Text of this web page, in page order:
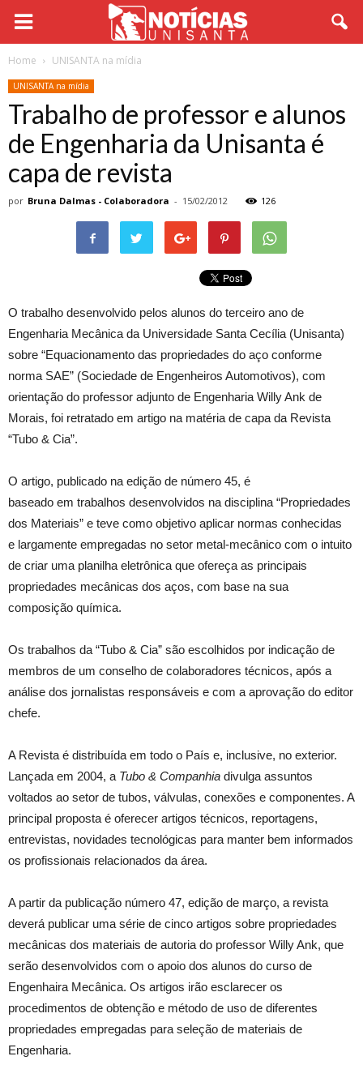
Home UNISANTA na mídia
UNISANTA na mídia
Trabalho de professor e alunos
de Engenharia da Unisanta é
capa de revista
por Bruna Dalmas - Colaboradora - 15/02/2012 126
O trabalho desenvolvido pelos alunos do terceiro ano de
Engenharia Mecânica da Universidade Santa Cecília (Unisanta)
sobre “Equacionamento das propriedades do aço conforme
norma SAE” (Sociedade de Engenheiros Automotivos), com
orientação do professor adjunto de Engenharia Willy Ank de
Morais, foi retratado em artigo na matéria de capa da Revista
“Tubo & Cia”.
O artigo, publicado na edição de número 45, é
baseado em trabalhos desenvolvidos na disciplina “Propriedades
dos Materiais” e teve como objetivo aplicar normas conhecidas
e largamente empregadas no setor metal-mecânico com o intuito
de criar uma planilha eletrônica que ofereça as principais
propriedades mecânicas dos aços, com base na sua
composição química.
Os trabalhos da “Tubo & Cia” são escolhidos por indicação de
membros de um conselho de colaboradores técnicos, após a
análise dos jornalistas responsáveis e com a aprovação do editor
chefe.
A Revista é distribuída em todo o País e, inclusive, no exterior.
Lançada em 2004, a Tubo & Companhia divulga assuntos
voltados ao setor de tubos, válvulas, conexões e componentes. A
principal proposta é oferecer artigos técnicos, reportagens,
entrevistas, novidades tecnológicas para manter bem informados
os profissionais relacionados da área.
A partir da publicação número 47, edição de março, a revista
deverá publicar uma série de cinco artigos sobre propriedades
mecânicas dos materiais de autoria do professor Willy Ank, que
serão desenvolvidos com o apoio dos alunos do curso de
Engenhaira Mecânica. Os artigos irão esclarecer os
procedimentos de obtenção e método de uso de diferentes
propriedades empregadas para seleção de materiais de
Engenharia.